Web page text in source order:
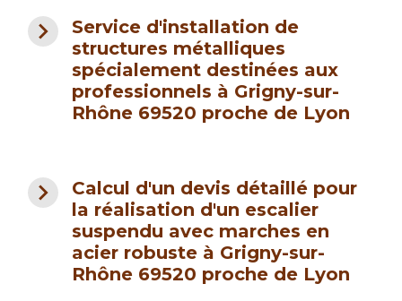
navigate_next
Service d'installation de
structures métalliques
spécialement destinées aux
professionnels à Grigny-sur-
Rhône 69520 proche de Lyon
navigate_next
Calcul d'un devis détaillé pour
la réalisation d'un escalier
suspendu avec marches en
acier robuste à Grigny-sur-
Rhône 69520 proche de Lyon